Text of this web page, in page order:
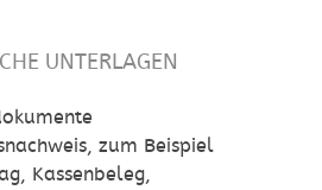
UNTERLAGEN
zum Beispiel
Kassenbeleg,